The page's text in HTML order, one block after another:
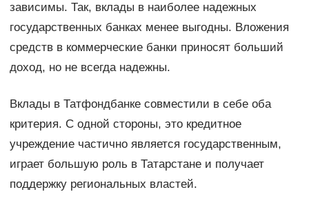
зависимы. Так, вклады в наиболее надежных
государственных банках менее выгодны. Вложения
средств в коммерческие банки приносят больший
доход, но не всегда надежны.
Вклады в Татфондбанке совместили в себе оба
критерия. С одной стороны, это кредитное
учреждение частично является государственным,
играет большую роль в Татарстане и получает
поддержку региональных властей.